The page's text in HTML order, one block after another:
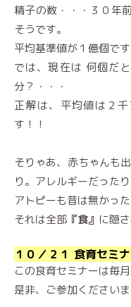
精子の数・・・３０年
そうです。
平均基準値が１億個です
では、現在は 何個
分？・・・
正解は、平均値は２
す！！
そりゃあ、赤ちゃんも
り。アレルギーだったり
アトピーも昔は無かった
それは全部 『食』 に隠
１０／２１ 食育セミ
この食育セミナーは毎月
是非、ご参加ください